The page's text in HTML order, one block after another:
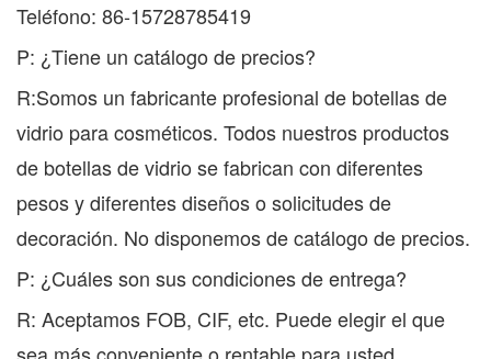
Teléfono: 86-15728785419
P: ¿Tiene un catálogo de precios?
R:Somos un fabricante profesional de botellas de
vidrio para cosméticos. Todos nuestros productos
de botellas de vidrio se fabrican con diferentes
pesos y diferentes diseños o solicitudes de
decoración. No disponemos de catálogo de precios.
P: ¿Cuáles son sus condiciones de entrega?
R: Aceptamos FOB, CIF, etc. Puede elegir el que